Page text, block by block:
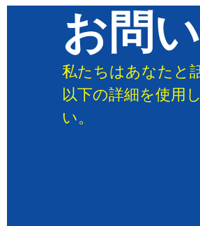
お問
私たちはあなたと
以下の詳細を使用
い。